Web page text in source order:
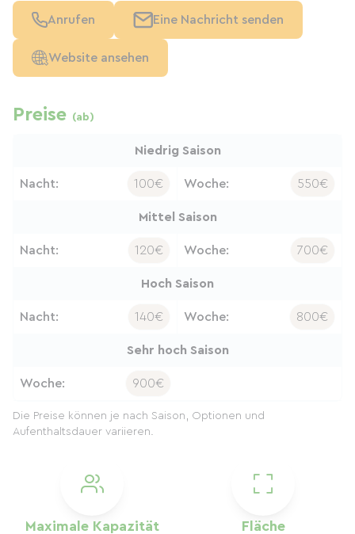
Maximale Kapazität Fläche
Anrufen Eine Nachricht senden
Website ansehen
Preise (ab)
Niedrig Saison
Nacht: 100€ Woche: 550€
Mittel Saison
Nacht: 120€ Woche: 700€
Hoch Saison
Nacht: 140€ Woche: 800€
Sehr hoch Saison
Woche: 900€
Die Preise können je nach Saison, Optionen und
Aufenthaltsdauer variieren.